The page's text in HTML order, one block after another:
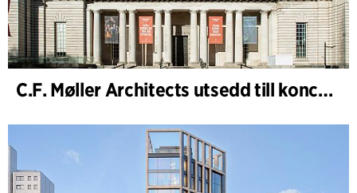
C.F. Møller Architects utsedd till konceptarkitekt för projektet National Museum Cardiff